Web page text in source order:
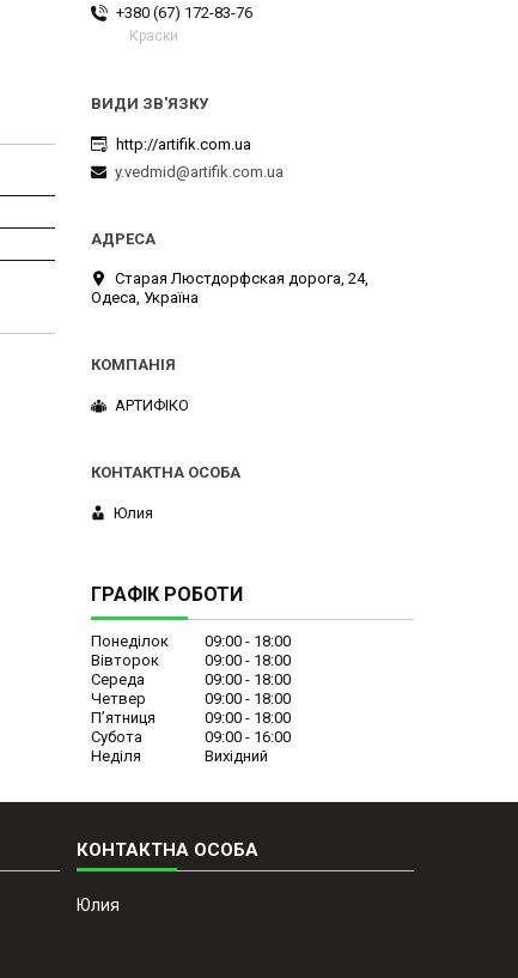
+380 (67) 172-83-76
Краски
http://artifik.com.ua
y.vedmid@artifik.com.ua
Старая Люстдорфская дорога, 24,
Одеса, Україна
АРТИФІКО
Юлия
ГРАФІК РОБОТИ
Понеділок 09:00
18:00
Вівторок
09:00
18:00
Середа
09:00
18:00
Четвер
09:00
18:00
Пʼятниця
09:00
18:00
Субота
09:00
16:00
Неділя
Вихідний
Юлия